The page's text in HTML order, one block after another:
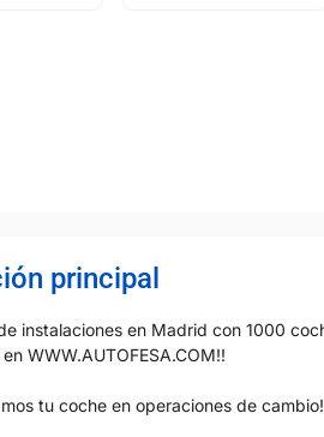
principal
instalaciones en Madrid con 1000
WWW.AUTOFESA.COM!!
tu coche en operaciones de